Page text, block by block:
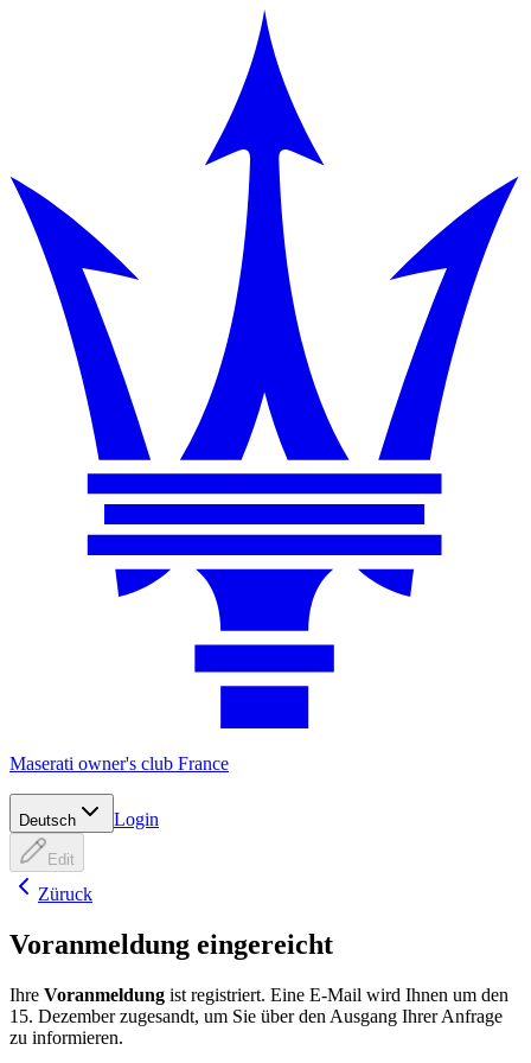
Maserati owner's club France
Deutsch Login
Edit
Züruck
Voranmeldung eingereicht
Ihre Voranmeldung ist registriert. Eine E-Mail wird Ihnen um den
15. Dezember zugesandt, um Sie über den Ausgang Ihrer Anfrage
zu informieren.